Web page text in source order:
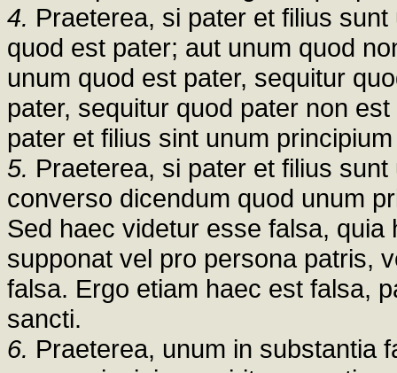
4. Praeterea, si pater et filius
quod est pater; aut unum quod
unum quod est pater, sequitur
pater, sequitur quod pater non
pater et filius sint unum
5. Praeterea, si pater et filius
converso dicendum quod unum
Sed haec videtur esse falsa,
supponat vel pro persona patris,
falsa. Ergo etiam haec est falsa,
sancti.
6. Praeterea, unum in substantia